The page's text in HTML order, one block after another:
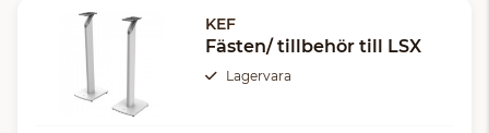
KEF
Fästen/ tillbehör till LSX
Lagervara